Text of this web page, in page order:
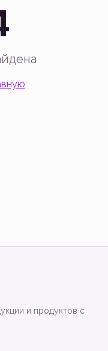
и продуктов с